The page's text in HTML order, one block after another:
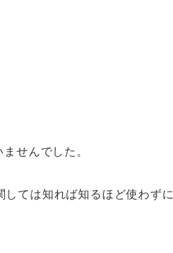
せんでした。
しては知れば知るほど使わずに